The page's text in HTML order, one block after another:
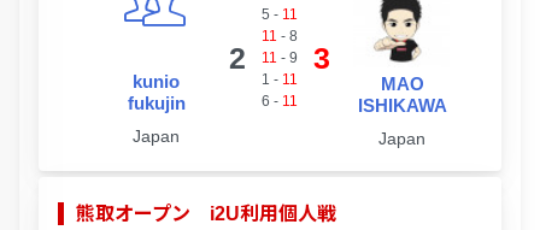
kunio
fukujin
Japan
2
5 - 11
11 - 8
11 - 9
1 - 11
6 - 11
3
MAO
ISHIKAWA
Japan
熊取オープン i2U利用個人戦